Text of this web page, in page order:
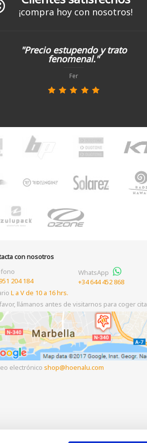
¡compra hoy con nosotros!
"Precio estupendo y trato
fenomenal."
Fer
con nosotros
204 184
WhatsApp
+34 644 452 868
L a V de 10 a 16 hrs.
llámanos antes de visitarnos para coger cita
electrónicoshop hoenalu.com